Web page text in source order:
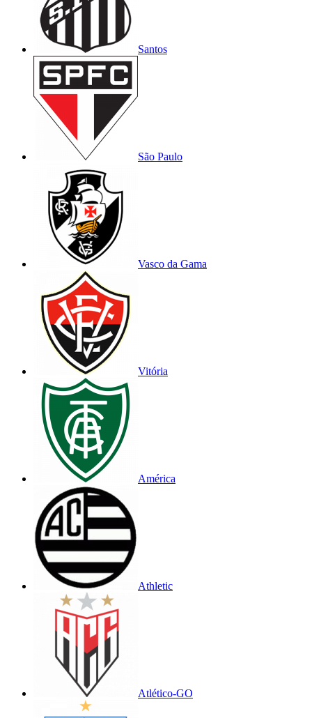
Santos
São Paulo
Vasco da Gama
Vitória
América
Athletic
Atlético-GO